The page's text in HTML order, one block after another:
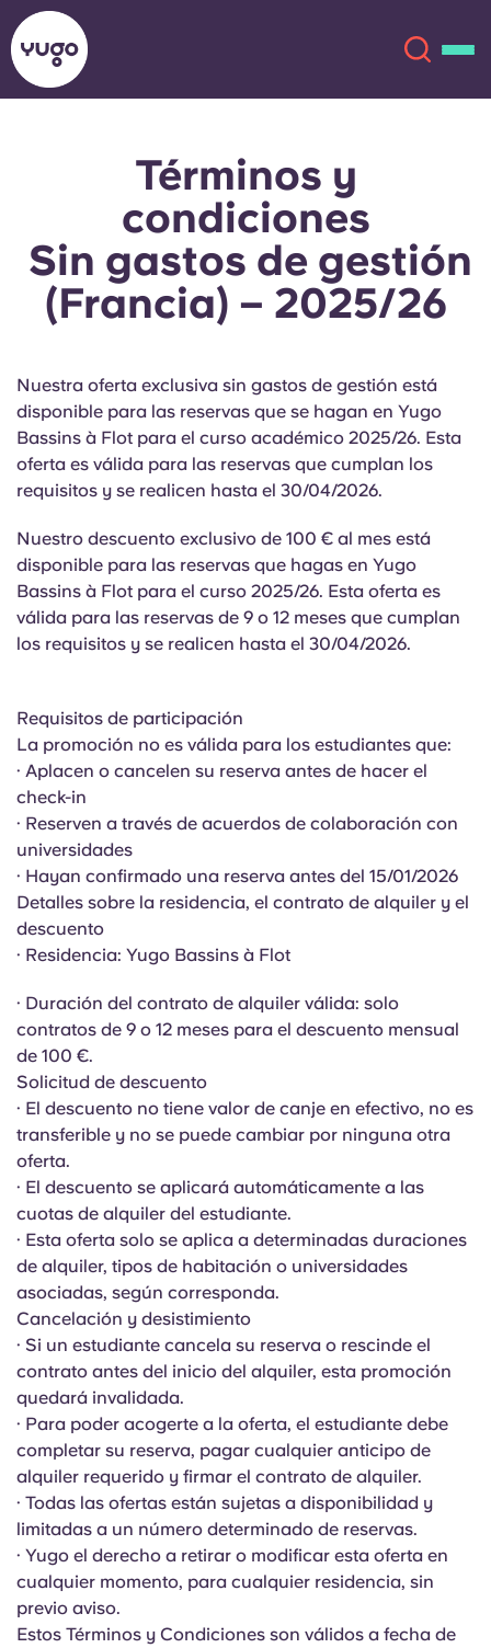
Ubicaciones
Más
Cuenta Idioma
English (GB)
English (US)
Chinese
Català
Italian
Portuguese
Elige un país
Elige una ciudad
Elige una residencia
Iniciar sesión
English (GB)
English (US)
Chinese Español
Italian French
Portuguese
Términos y
condiciones
Sin gastos de gestión
(Francia) – 2025/26
Nuestra oferta exclusiva sin gastos de gestión está
disponible para las reservas que se hagan en Yugo
Bassins à Flot para el curso académico 2025/26. Esta
oferta es válida para las reservas que cumplan los
requisitos y se realicen hasta el 30/04/2026.
Nuestro descuento exclusivo de 100 € al mes está
disponible para las reservas que hagas en Yugo
Bassins à Flot para el curso 2025/26. Esta oferta es
válida para las reservas de 9 o 12 meses que cumplan
los requisitos y se realicen hasta el 30/04/2026.
Requisitos de participación
La promoción no es válida para los estudiantes que:
· Aplacen o cancelen su reserva antes de hacer el
check-in
· Reserven a través de acuerdos de colaboración con
universidades
· Hayan confirmado una reserva antes del 15/01/2026
Detalles sobre la residencia, el contrato de alquiler y el
descuento
· Residencia: Yugo Bassins à Flot
· Duración del contrato de alquiler válida: solo
contratos de 9 o 12 meses para el descuento mensual
de 100 €.
Solicitud de descuento
· El descuento no tiene valor de canje en efectivo, no es
transferible y no se puede cambiar por ninguna otra
oferta.
· El descuento se aplicará automáticamente a las
cuotas de alquiler del estudiante.
· Esta oferta solo se aplica a determinadas duraciones
de alquiler, tipos de habitación o universidades
asociadas, según corresponda.
Cancelación y desistimiento
· Si un estudiante cancela su reserva o rescinde el
contrato antes del inicio del alquiler, esta promoción
quedará invalidada.
· Para poder acogerte a la oferta, el estudiante debe
completar su reserva, pagar cualquier anticipo de
alquiler requerido y firmar el contrato de alquiler.
· Todas las ofertas están sujetas a disponibilidad y
limitadas a un número determinado de reservas.
· Yugo el derecho a retirar o modificar esta oferta en
cualquier momento, para cualquier residencia, sin
previo aviso.
Estos Términos y Condiciones son válidos a fecha de